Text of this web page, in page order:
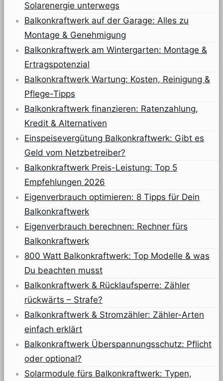
Solarenergie unterwegs
Balkonkraftwerk auf der Garage: Alles zu
Montage & Genehmigung
Balkonkraftwerk am Wintergarten: Montage &
Ertragspotenzial
Balkonkraftwerk Wartung: Kosten, Reinigung &
Pflege-Tipps
Balkonkraftwerk finanzieren: Ratenzahlung,
Kredit & Alternativen
Einspeisevergütung Balkonkraftwerk: Gibt es
Geld vom Netzbetreiber?
Balkonkraftwerk Preis-Leistung: Top 5
Empfehlungen 2026
Eigenverbrauch optimieren: 8 Tipps für Dein
Balkonkraftwerk
Eigenverbrauch berechnen: Rechner fürs
Balkonkraftwerk
800 Watt Balkonkraftwerk: Top Modelle & was
Du beachten musst
Balkonkraftwerk & Rücklaufsperre: Zähler
rückwärts – Strafe?
Balkonkraftwerk & Stromzähler: Zähler-Arten
einfach erklärt
Balkonkraftwerk Überspannungsschutz: Pflicht
oder optional?
Solarmodule fürs Balkonkraftwerk: Typen,